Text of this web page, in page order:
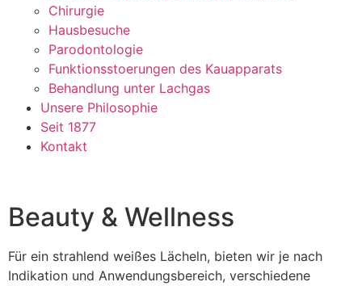
Chirurgie
Hausbesuche
Parodontologie
Funktionsstoerungen des Kauapparats
Behandlung unter Lachgas
Unsere Philosophie
Seit 1877
Kontakt
Beauty & Wellness
Für ein strahlend weißes Lächeln, bieten wir je nach
Indikation und Anwendungsbereich, verschiedene